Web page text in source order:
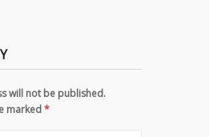
will not be published.
marked*